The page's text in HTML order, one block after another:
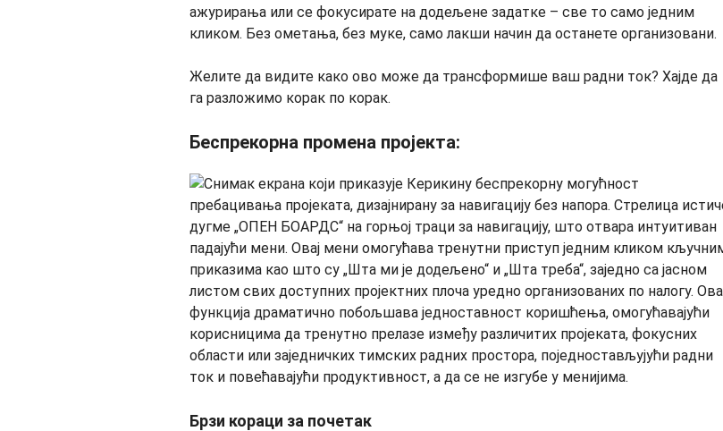
ажурирања или се фокусирате на додељене задатке – све то само једним
кликом. Без ометања, без муке, само лакши начин да останете организовани.
Желите да видите како ово може да трансформише ваш радни ток? Хајде да
га разложимо корак по корак.
Беспрекорна промена пројекта:
Брзи кораци за почетак